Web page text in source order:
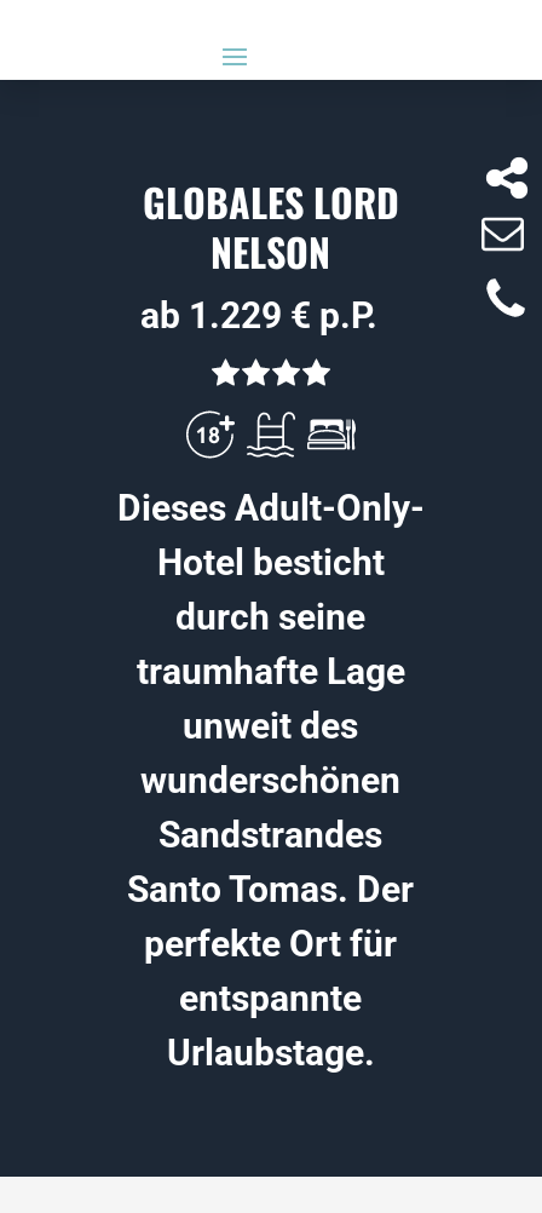
GLOBALES LORD
NELSON
ab 1.229 € p.P.
Dieses Adult-Only-
Hotel besticht
durch seine
traumhafte Lage
unweit des
wunderschönen
Sandstrandes
Santo Tomas. Der
perfekte Ort für
entspannte
Urlaubstage.